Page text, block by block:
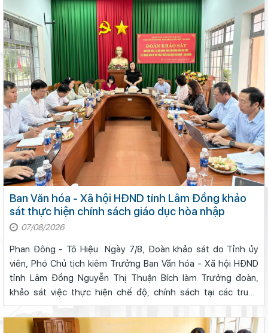
Ban Văn hóa - Xã hội HĐND tỉnh Lâm Đồng khảo
sát thực hiện chính sách giáo dục hòa nhập
07/08/2026
Phan Đông - Tô Hiệu Ngày 7/8, Đoàn khảo sát do Tỉnh ủy
viên, Phó Chủ tịch kiêm Trưởng Ban Văn hóa - Xã hội HĐND
tỉnh Lâm Đồng Nguyễn Thị Thuận Bích làm Trưởng đoàn,
khảo sát việc thực hiện chế độ, chính sách tại các trung
tâm, cơ sở giáo dục công lập có học sinh hòa nhập tại khu
vực phía Tây tỉnh.Q...